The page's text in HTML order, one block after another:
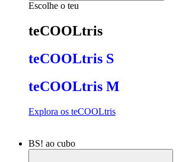
Escolhe o teu
teCOOLtris
teCOOLtris S
teCOOLtris M
Explora os teCOOLtris
BS! ao cubo